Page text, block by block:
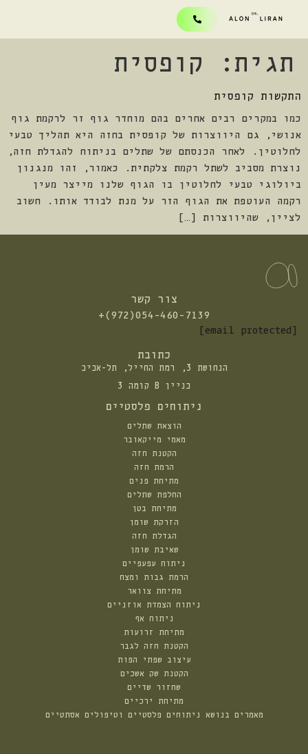
תגית: קופסית
התקשות קופסית
כמו במקרים רבים אחרים בהם מוחדר גוף זר לרקמת גוף
אנושי, גם היווצרות של קופסית בחזה היא תהליך טבעי
לחלוטין. לאחר הכנסתם של שתלים בניתוח להגדלת חזה,
נוצרת מסביב לשתל רקמת צלקתית. כאמור, זהו מנגנון
ביולוגי טבעי לחלוטין בו הגוף שלנו מייצר מעין
רקמה העוטפת את הגוף הזר על מנת לבודד אותו. חשוב
לציין, שהיווצרות […]
צור קשר
התקשרו
+(972)054-460-7139
[email protected]
כתובת
הנחושת 3, רמת החייל, תל-אביב
בניין B קומה 3
ניתוחים פלסטיים
הוצאת שתלים
מאמי מייקאובר
הקטנת חזה
הרמת חזה
מתיחת פנים
החלפת שתלים
מתיחת בטן
הזרקת שומן
הגדלת חזה
שאיבת שומן
ניתוח עפעפיים
הרמת גבות ומצח
מתיחת צוואר
ניתוח הצמדת אוזניים
ניתוח אף
מתיחת זרועות
הקטנת חזה לגבר
עיצוב שפתי הפות
הקטנת שק אשכים
שחזור שדיים
מתיחת ירכיים
מאמרים בנושא ניתוחים פלסטיים וטיפולים אסתטיים